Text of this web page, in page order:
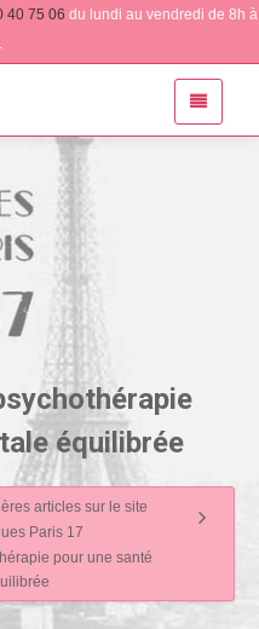
40 75 06 du lundi au vendredi de 8h à
équilibrée
articles sur le site
Paris 17
pour une santé